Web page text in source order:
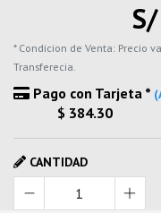
* Condicion de Venta: Precio
Transferecia.
Pago con Tarjeta *
$ 384.30
CANTIDAD